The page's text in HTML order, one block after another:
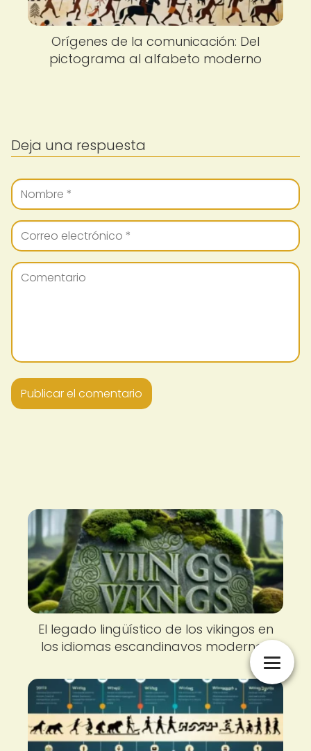
Orígenes de la comunicación: Del
pictograma al alfabeto moderno
Deja una respuesta
El legado lingüístico de los vikingos en
los idiomas escandinavos modernos